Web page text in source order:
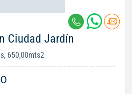
Ciudad Jardín
650,00mts2